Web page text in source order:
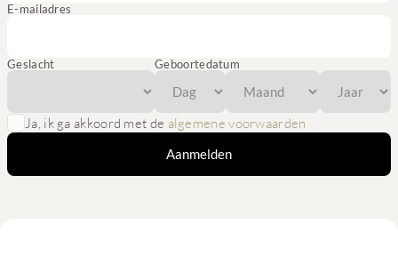
E-mailadres
Geslacht Geboortedatum
Ja, ik ga akkoord met de algemene voorwaarden
Aanmelden